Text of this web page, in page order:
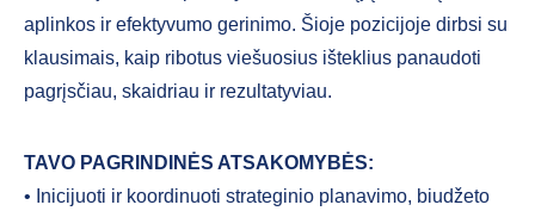
aplinkos ir efektyvumo gerinimo. Šioje pozicijoje dirbsi su
klausimais, kaip ribotus viešuosius išteklius panaudoti
pagrįsčiau, skaidriau ir rezultatyviau.
TAVO PAGRINDINĖS ATSAKOMYBĖS:
• Inicijuoti ir koordinuoti strateginio planavimo, biudžeto